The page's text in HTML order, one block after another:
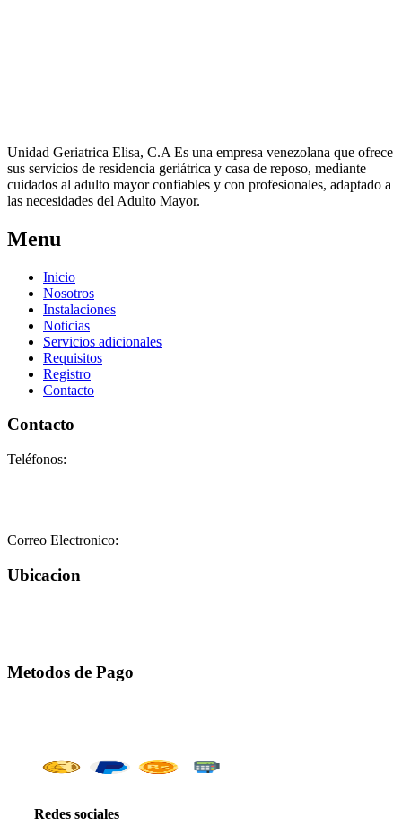
Unidad Geriatrica Elisa, C.A Es una empresa venezolana que ofrece
sus servicios de residencia geriátrica y casa de reposo, mediante
cuidados al adulto mayor confiables y con profesionales, adaptado a
las necesidades del Adulto Mayor.
Menu
Inicio
Nosotros
Instalaciones
Noticias
Servicios adicionales
Requisitos
Registro
Contacto
Contacto
Teléfonos:
Correo Electronico:
Ubicacion
Metodos de Pago
Redes sociales